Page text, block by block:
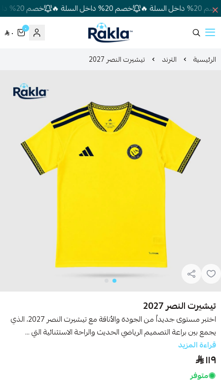
داخل السلة 🔥 خصم 20% داخل السلة 🔥 خصم 20% داخل السلة 🔥
Rakla
٠ ٠
الرئيسية الترند تيشيرت النصر 2027
تيشيرت النصر 2027
​اختبر مستوى جديداً من الجودة والأناقة مع تيشيرت النصر 2027، الذي
يجمع بين براعة التصميم الرياضي الحديث والراحة الاستثنائية التي ...
قراءة المزيد
١١٩
متوفر